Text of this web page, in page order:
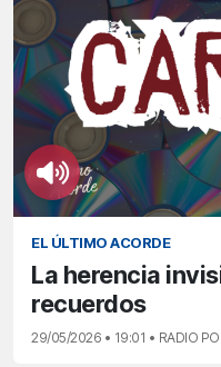
EL ÚLTIMO ACORDE
La herencia
recuerdos
29/05/2026 • 19:01 • RADIO